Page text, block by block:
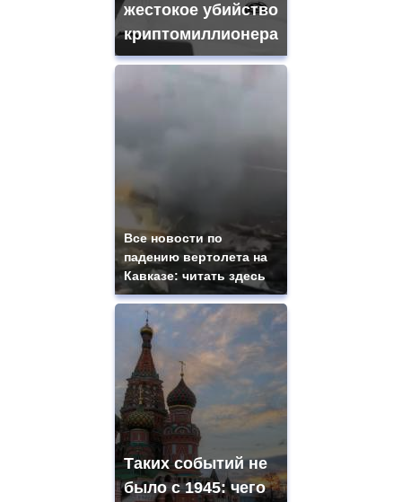
жестокое убийство
криптомиллионера
Все новости по
падению вертолета на
Кавказе: читать здесь
Таких событий не
было с 1945: чего